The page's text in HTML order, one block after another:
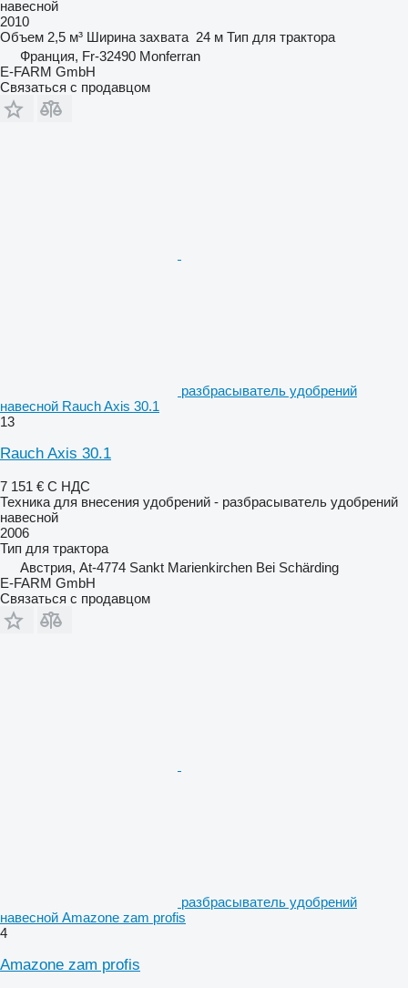
навесной
2010
Объем 2,5 м³ Ширина захвата 24 м Тип для трактора
Франция, Fr-32490 Monferran
E-FARM GmbH
Связаться с продавцом
разбрасыватель удобрений
навесной Rauch Axis 30.1
13
Rauch Axis 30.1
7 151 € С НДС
Техника для внесения удобрений - разбрасыватель удобрений
навесной
2006
Тип для трактора
Австрия, At-4774 Sankt Marienkirchen Bei Schärding
E-FARM GmbH
Связаться с продавцом
разбрасыватель удобрений
навесной Amazone zam profis
4
Amazone zam profis